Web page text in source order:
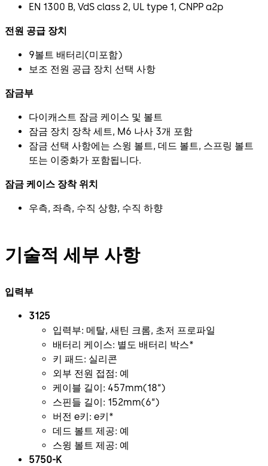
EN 1300 B, VdS class 2, UL type 1, CNPP a2p
전원 공급 장치
9볼트 배터리(미포함)
보조 전원 공급 장치 선택 사항
잠금부
다이캐스트 잠금 케이스 및 볼트
잠금 장치 장착 세트, M6 나사 3개 포함
잠금 선택 사항에는 스윙 볼트, 데드 볼트, 스프링 볼트
또는 이중화가 포함됩니다.
잠금 케이스 장착 위치
우측, 좌측, 수직 상향, 수직 하향
기술적 세부 사항
입력부
3125
입력부: 메탈, 새틴 크롬, 초저 프로파일
배터리 케이스: 별도 배터리 박스*
키 패드: 실리콘
외부 전원 접점: 예
케이블 길이: 457mm(18“)
스핀들 길이: 152mm(6“)
버전 e키: e키*
데드 볼트 제공: 예
스윙 볼트 제공: 예
5750-K